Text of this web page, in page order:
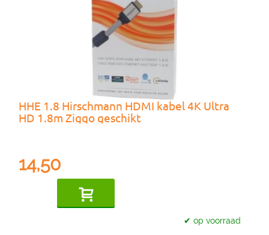
HHE 1.8 Hirschmann HDMI kabel 4K Ultra
HD 1.8m Ziggo geschikt
14,50
✔ op voorraad